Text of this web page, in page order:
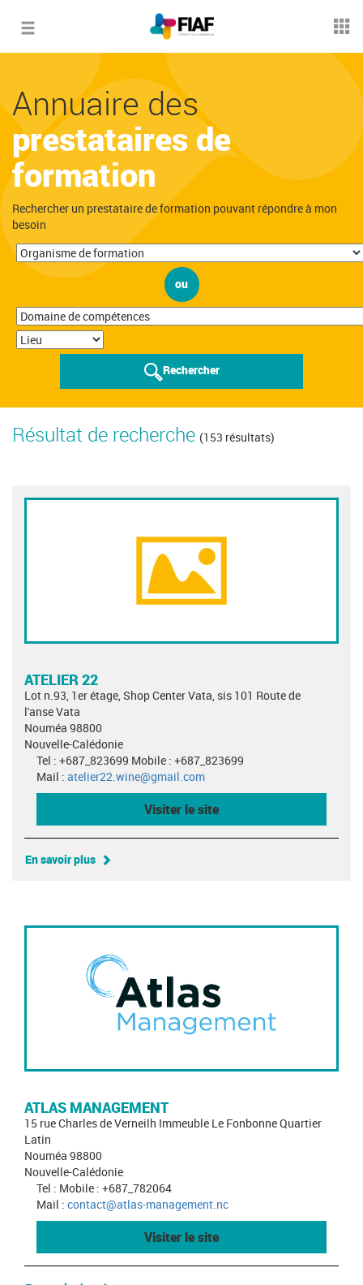
Toggle
Annuaire des
prestataires de
formation
Rechercher un prestataire de formation pouvant répondre à mon
besoin
ou
Rechercher
Résultat de recherche (153 résultats)
ATELIER 22
Lot n.93, 1er étage, Shop Center Vata, sis 101 Route de
l'anse Vata
Nouméa 98800
Nouvelle-Calédonie
Tel : +687_823699 Mobile : +687_823699
Mail : atelier22.wine@gmail.com
Visiter le site
En savoir plus
ATLAS MANAGEMENT
15 rue Charles de Verneilh Immeuble Le Fonbonne Quartier
Latin
Nouméa 98800
Nouvelle-Calédonie
Tel : Mobile : +687_782064
Mail : contact@atlas-management.nc
Visiter le site